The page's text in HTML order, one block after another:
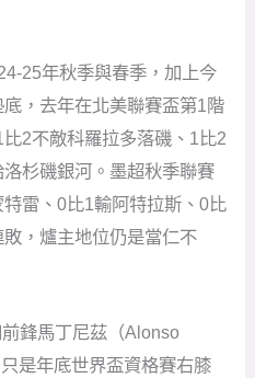
25年秋季與春季，加上今
，去年在北美聯賽盃第1階
2不敵科羅拉多落磯、1比2
杉磯銀河。墨超秋季聯賽
特雷、0比1輸阿特拉斯、0比
，爐主地位仍是當仁不
鋒馬丁尼茲（Alonso
是年底世界盃資格賽右膝